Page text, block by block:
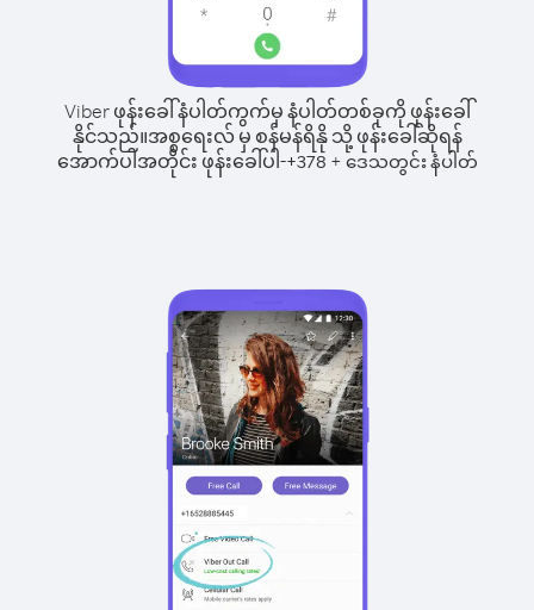
Viber ဖုန်းခေါ်နံပါတ်ကွက်မှ နံပါတ်တစ်ခုကို ဖုန်းခေါ်
နိုင်သည်။အစ္စရေးလ် မှ စန်မန်ရိနို သို့ ဖုန်းခေါ်ဆိုရန်
အောက်ပါအတိုင်း ဖုန်းခေါ်ပါ-+378 + ဒေသတွင်း နံပါတ်